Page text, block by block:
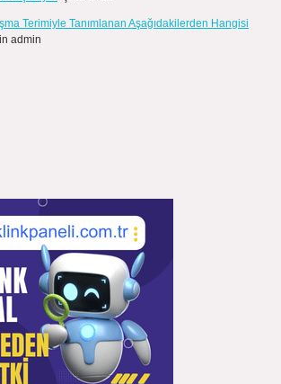
Terimiyle Tanımlanan Aşağıdakilerden Hangisi
admin